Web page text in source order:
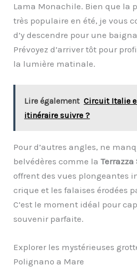
Lama Monachile. Bien que la
très populaire en été, je vous
d’y descendre pour une
Prévoyez d’arriver tôt pour
la lumière matinale.
Lire également Circuit Italie
itinéraire suivre ?
Pour d’autres angles, ne
belvédères comme la
offrent des vues plongeantes
crique et les falaises érodées
C’est le moment idéal pour
souvenir parfaite.
Explorer les mystérieuses
Polignano a Mare